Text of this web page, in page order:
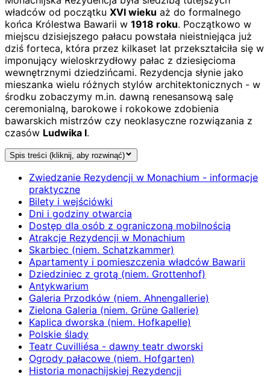
władców od początku XVI wieku aż do formalnego
końca Królestwa Bawarii w 1918 roku. Początkowo w
miejscu dzisiejszego pałacu powstała nieistniejąca już
dziś forteca, która przez kilkaset lat przekształciła się w
imponujący wieloskrzydłowy pałac z dziesięcioma
wewnętrznymi dziedzińcami. Rezydencja słynie jako
mieszanka wielu różnych stylów architektonicznych - w
środku zobaczymy m.in. dawną renesansową salę
ceremonialną, barokowe i rokokowe zdobienia
bawarskich mistrzów czy neoklasyczne rozwiązania z
czasów Ludwika I.
Spis treści (kliknij, aby rozwinąć)
Zwiedzanie Rezydencji w Monachium - informacje
praktyczne
Bilety i wejściówki
Dni i godziny otwarcia
Dostęp dla osób z ograniczoną mobilnością
Atrakcje Rezydencji w Monachium
Skarbiec (niem. Schatzkammer)
Apartamenty i pomieszczenia władców Bawarii
Dziedziniec z grotą (niem. Grottenhof)
Antykwarium
Galeria Przodków (niem. Ahnengallerie)
Zielona Galeria (niem. Grüne Gallerie)
Kaplica dworska (niem. Hofkapelle)
Polskie ślady
Teatr Cuvilliésa - dawny teatr dworski
Ogrody pałacowe (niem. Hofgarten)
Historia monachijskiej Rezydencji